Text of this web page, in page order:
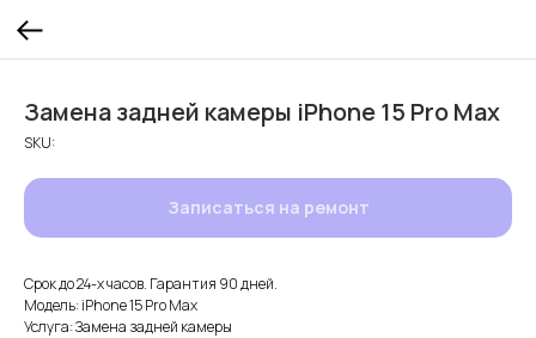
Замена задней камеры iPhone 15 Pro Max
SKU:
Записаться на ремонт
Срок до 24-х часов. Гарантия 90 дней.
Модель: iPhone 15 Pro Max
Услуга: Замена задней камеры